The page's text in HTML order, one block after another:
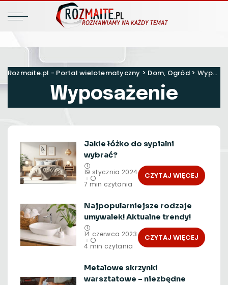
Rozmaite.pl - Portal wielotematyczny > Dom, Ogród> Wyposażenie
Wyposażenie
Jakie łóżko do sypialni
wybrać?
19 stycznia 2024
7 min czytania
CZYTAJ WIĘCEJ
Najpopularniejsze rodzaje
umywalek! Aktualne trendy!
14 czerwca 2023
4 min czytania
CZYTAJ WIĘCEJ
Metalowe skrzynki
warsztatowe – niezbędne